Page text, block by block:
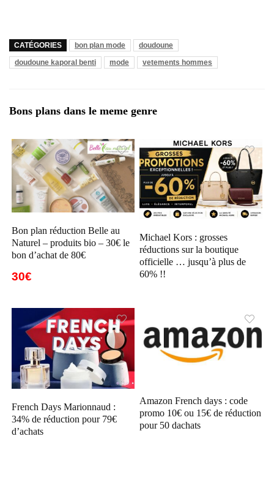
CATÉGORIES bon plan mode
doudoune
doudoune kaporal benti
mode vetements hommes
Bons plans dans le meme genre
Bon plan réduction Belle au
Naturel – produits bio – 30€ le
bon d’achat de 80€
30€
Michael Kors : grosses
réductions sur la boutique
officielle … jusqu’à plus de
60% !!
French Days Marionnaud :
34% de réduction pour 79€
d’achats
Amazon French days : code
promo 10€ ou 15€ de réduction
pour 50 dachats